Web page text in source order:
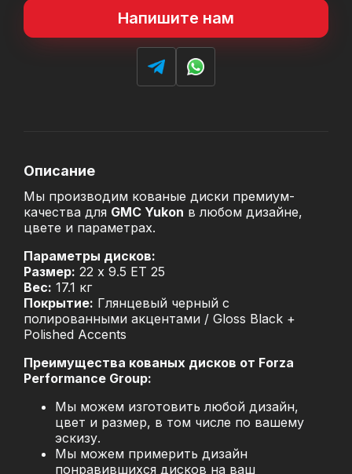
Напишите нам
Описание
Мы производим кованые диски премиум-
качества для GMC Yukon в любом дизайне,
цвете и параметрах.
Параметры дисков:
Размер: 22 x 9.5 ET 25
Вес: 17.1 кг
Покрытие: Глянцевый черный с
полированными акцентами / Gloss Black +
Polished Accents
Преимущества кованых дисков от Forza
Performance Group:
Мы можем изготовить любой дизайн,
цвет и размер, в том числе по вашему
эскизу.
Мы можем примерить дизайн
понравившихся дисков на ваш